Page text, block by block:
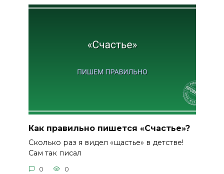
Как правильно пишется «Счастье»?
Сколько раз я видел «щастье» в детстве!
Сам так писал
0 0